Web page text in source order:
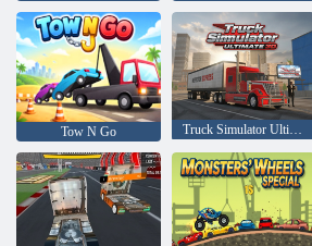
Tow N Go Truck Simulator Ultimate 3D